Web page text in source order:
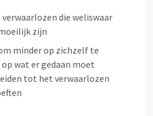
verwaarlozen die weliswaar
zijn
minder op zichzelf te
wat er gedaan moet
tot het verwaarlozen